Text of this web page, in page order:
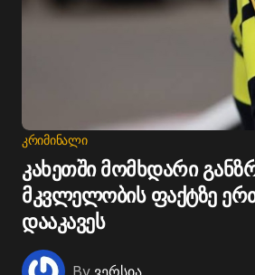
ᲙᲠᲘᲛᲘᲜᲐᲚᲘ
კახეთში მომხდარი
მკვლელობის ფაქტზე
დააკავეს
By ვერსია